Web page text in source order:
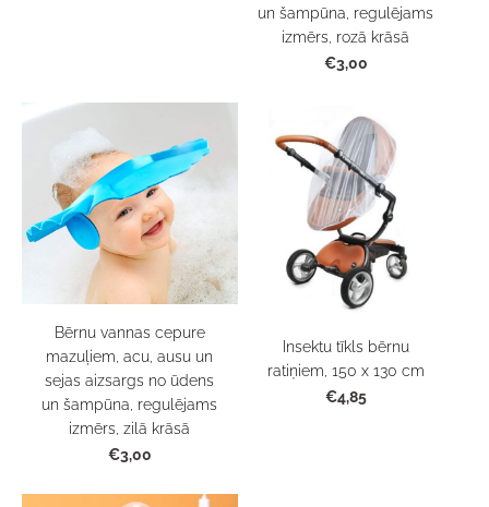
un šampūna, regulējams
izmērs, rozā krāsā
€3,00
Bērnu vannas cepure
mazuļiem, acu, ausu un
sejas aizsargs no ūdens
un šampūna, regulējams
izmērs, zilā krāsā
€3,00
Insektu tīkls bērnu
ratiņiem, 150 x 130 cm
€4,85